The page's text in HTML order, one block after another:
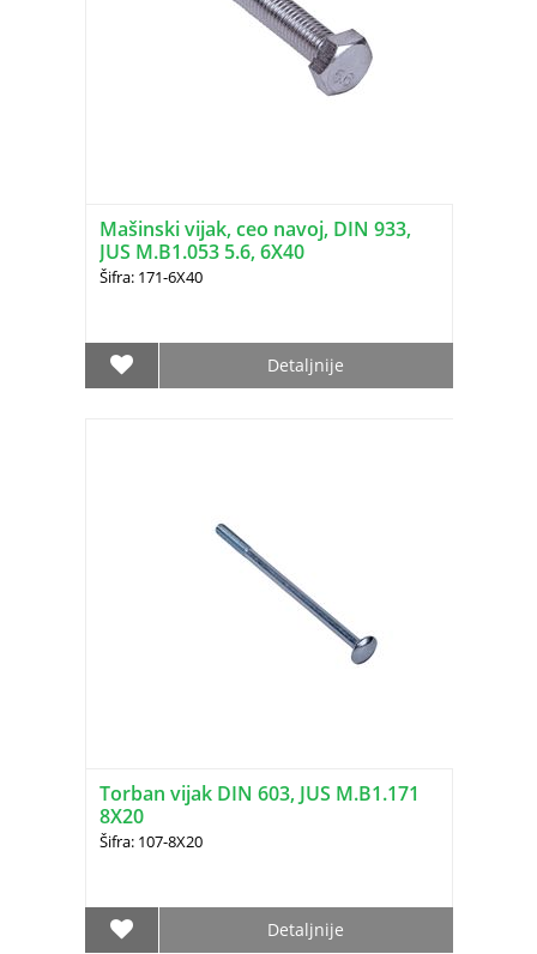
Mašinski vijak, ceo navoj, DIN 933,
JUS M.B1.053 5.6, 6X40
Šifra: 171-6X40
Detaljnije
Torban vijak DIN 603, JUS M.B1.171
8X20
Šifra: 107-8X20
Detaljnije